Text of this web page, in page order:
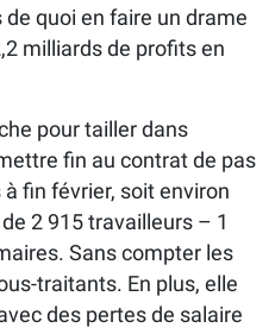
quoi en faire un drame
milliards de profits en
pour tailler dans
fin au contrat de pas
fin février, soit environ
2 915 travailleurs – 1
Sans compter les
traitants. En plus, elle
des pertes de salaire